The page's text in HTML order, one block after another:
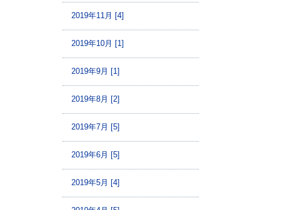
2019年11月 [4]
2019年10月 [1]
2019年9月 [1]
2019年8月 [2]
2019年7月 [5]
2019年6月 [5]
2019年5月 [4]